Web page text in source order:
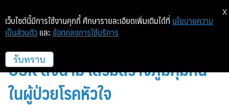
สมาคมแพทย์โรคหัวใจฯ จับมือ
GSK ลงนาม เสริมสร้างภูมิคุ้มกัน
ในผู้ป่วยโรคหัวใจ
เว็บไซต์นี้มีการใช้งานคุกกี้ ศึกษารายละเอียดเพิ่มเติมได้ที่ นโยบายความ
เป็นส่วนตัว และ ข้อตกลงการใช้บริการ
รับทราบ
X